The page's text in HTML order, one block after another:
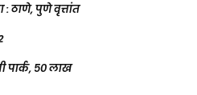
ठाणे, पुणे वृत्तांत
पार्क, ५० लाख